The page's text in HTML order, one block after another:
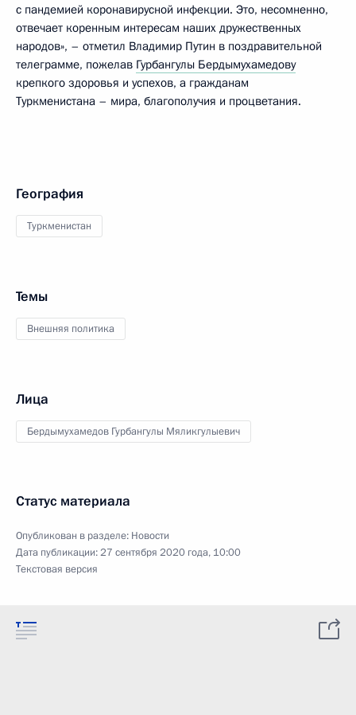
с пандемией коронавирусной инфекции. Это, несомненно,
отвечает коренным интересам наших дружественных
народов», – отметил Владимир Путин в поздравительной
телеграмме, пожелав Гурбангулы Бердымухамедову
крепкого здоровья и успехов, а гражданам
Туркменистана – мира, благополучия и процветания.
География
Туркменистан
Темы
Внешняя политика
Лица
Бердымухамедов Гурбангулы Мяликгулыевич
Статус материала
Опубликован в разделе: Новости
Дата публикации:27 сентября 2020 года, 10:00
Текстовая версия